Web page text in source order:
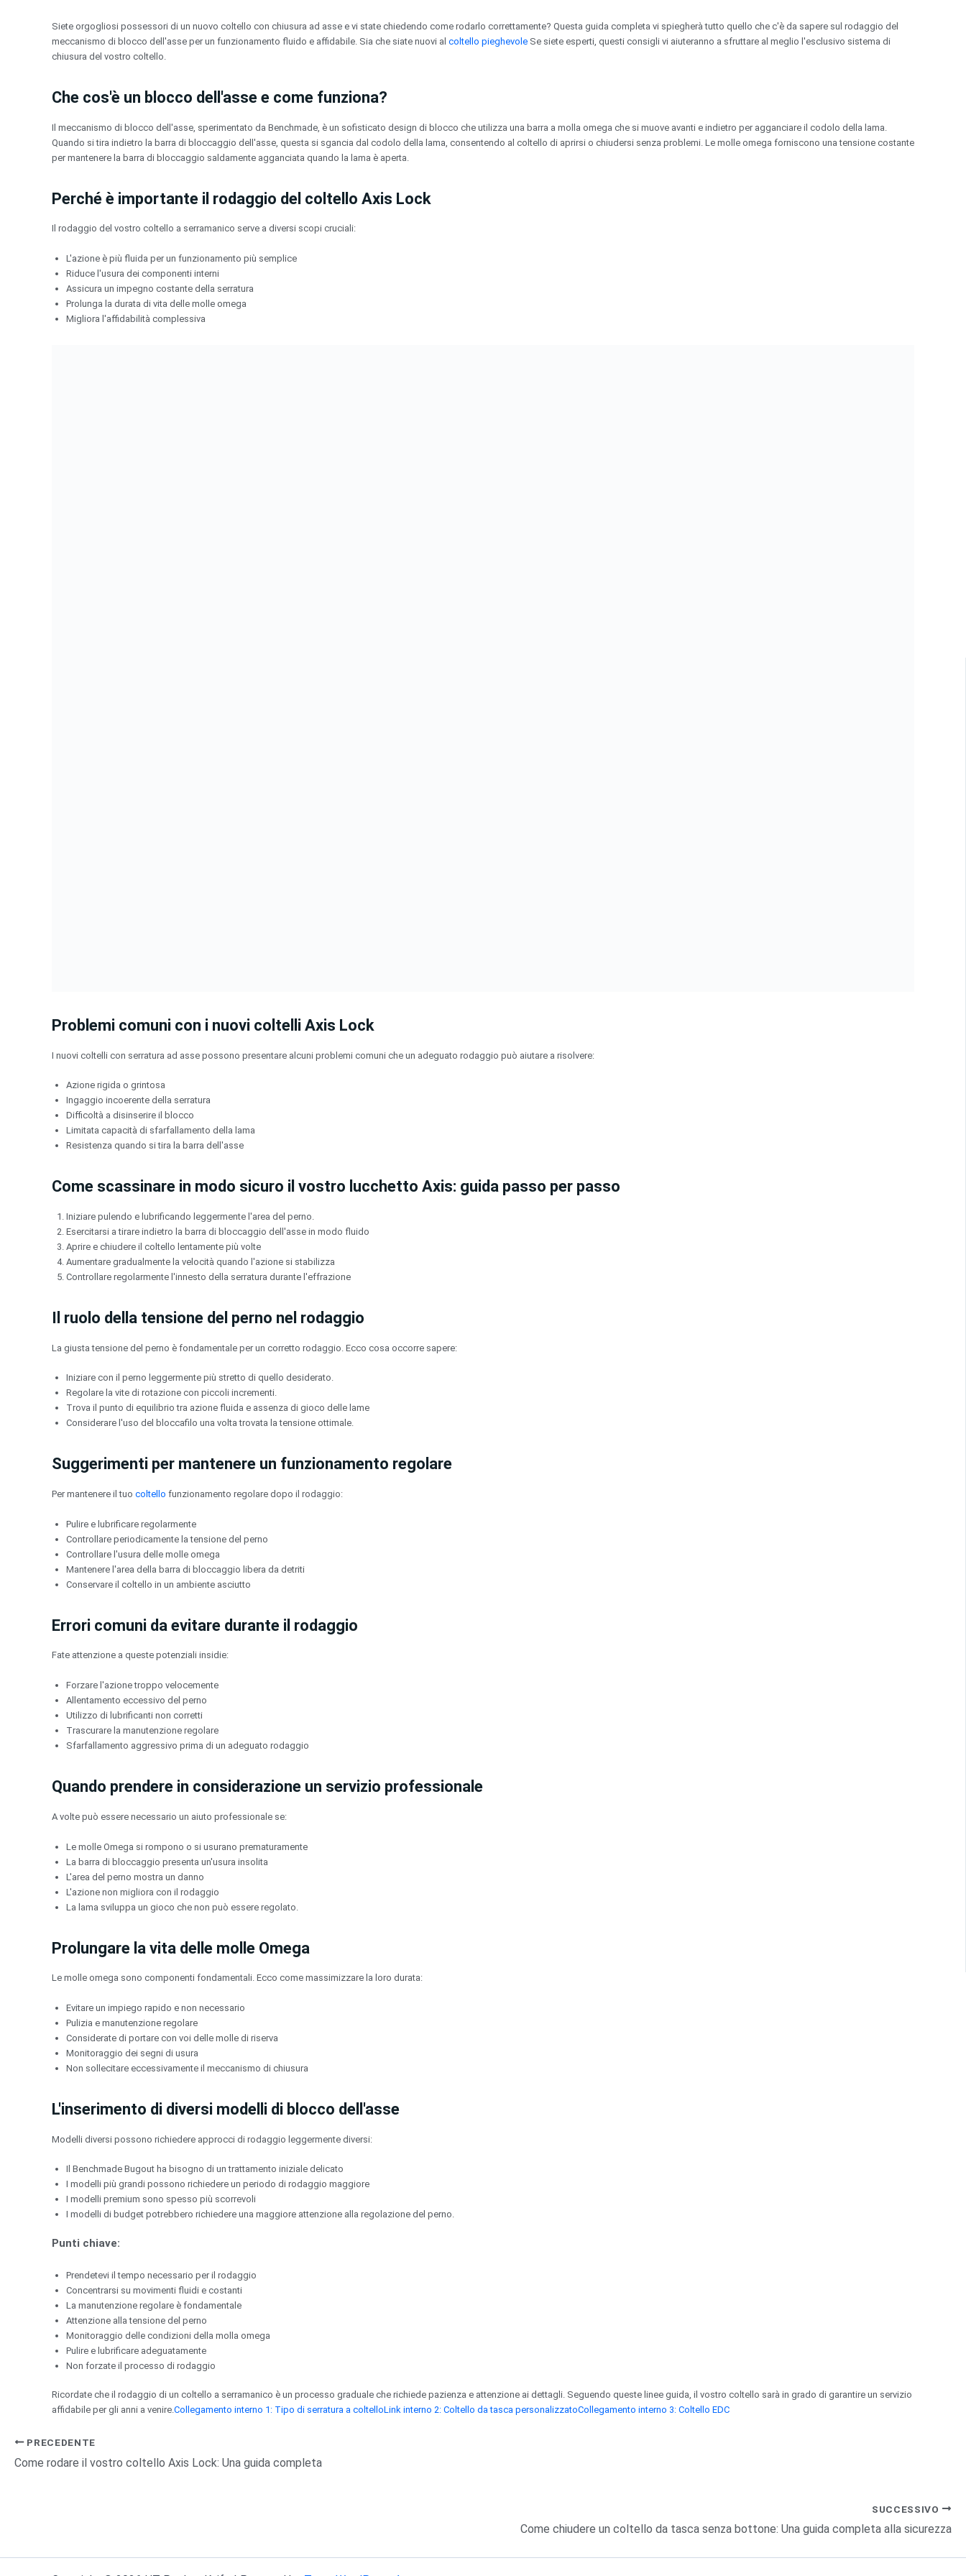
Siete orgogliosi possessori di un nuovo coltello con chiusura ad asse e vi state chiedendo come rodarlo correttamente? Questa guida completa vi spiegherà tutto quello che c'è da sapere sul rodaggio del
meccanismo di blocco dell'asse per un funzionamento fluido e affidabile. Sia che siate nuovi al coltello pieghevole Se siete esperti, questi consigli vi aiuteranno a sfruttare al meglio l'esclusivo sistema di
chiusura del vostro coltello.
Che cos'è un blocco dell'asse e come funziona?
Il meccanismo di blocco dell'asse, sperimentato da Benchmade, è un sofisticato design di blocco che utilizza una barra a molla omega che si muove avanti e indietro per agganciare il codolo della lama.
Quando si tira indietro la barra di bloccaggio dell'asse, questa si sgancia dal codolo della lama, consentendo al coltello di aprirsi o chiudersi senza problemi. Le molle omega forniscono una tensione costante
per mantenere la barra di bloccaggio saldamente agganciata quando la lama è aperta.
Perché è importante il rodaggio del coltello Axis Lock
Il rodaggio del vostro coltello a serramanico serve a diversi scopi cruciali:
L'azione è più fluida per un funzionamento più semplice
Riduce l'usura dei componenti interni
Assicura un impegno costante della serratura
Prolunga la durata di vita delle molle omega
Migliora l'affidabilità complessiva
Problemi comuni con i nuovi coltelli Axis Lock
I nuovi coltelli con serratura ad asse possono presentare alcuni problemi comuni che un adeguato rodaggio può aiutare a risolvere:
Azione rigida o grintosa
Ingaggio incoerente della serratura
Difficoltà a disinserire il blocco
Limitata capacità di sfarfallamento della lama
Resistenza quando si tira la barra dell'asse
Come scassinare in modo sicuro il vostro lucchetto Axis: guida passo per passo
Iniziare pulendo e lubrificando leggermente l'area del perno.
Esercitarsi a tirare indietro la barra di bloccaggio dell'asse in modo fluido
Aprire e chiudere il coltello lentamente più volte
Aumentare gradualmente la velocità quando l'azione si stabilizza
Controllare regolarmente l'innesto della serratura durante l'effrazione
Il ruolo della tensione del perno nel rodaggio
La giusta tensione del perno è fondamentale per un corretto rodaggio. Ecco cosa occorre sapere:
Iniziare con il perno leggermente più stretto di quello desiderato.
Regolare la vite di rotazione con piccoli incrementi.
Trova il punto di equilibrio tra azione fluida e assenza di gioco delle lame
Considerare l'uso del bloccafilo una volta trovata la tensione ottimale.
Suggerimenti per mantenere un funzionamento regolare
Per mantenere il tuo coltello funzionamento regolare dopo il rodaggio:
Pulire e lubrificare regolarmente
Controllare periodicamente la tensione del perno
Controllare l'usura delle molle omega
Mantenere l'area della barra di bloccaggio libera da detriti
Conservare il coltello in un ambiente asciutto
Errori comuni da evitare durante il rodaggio
Fate attenzione a queste potenziali insidie:
Forzare l'azione troppo velocemente
Allentamento eccessivo del perno
Utilizzo di lubrificanti non corretti
Trascurare la manutenzione regolare
Sfarfallamento aggressivo prima di un adeguato rodaggio
Quando prendere in considerazione un servizio professionale
A volte può essere necessario un aiuto professionale se:
Le molle Omega si rompono o si usurano prematuramente
La barra di bloccaggio presenta un'usura insolita
L'area del perno mostra un danno
L'azione non migliora con il rodaggio
La lama sviluppa un gioco che non può essere regolato.
Prolungare la vita delle molle Omega
Le molle omega sono componenti fondamentali. Ecco come massimizzare la loro durata:
Evitare un impiego rapido e non necessario
Pulizia e manutenzione regolare
Considerate di portare con voi delle molle di riserva
Monitoraggio dei segni di usura
Non sollecitare eccessivamente il meccanismo di chiusura
L'inserimento di diversi modelli di blocco dell'asse
Modelli diversi possono richiedere approcci di rodaggio leggermente diversi:
Il Benchmade Bugout ha bisogno di un trattamento iniziale delicato
I modelli più grandi possono richiedere un periodo di rodaggio maggiore
I modelli premium sono spesso più scorrevoli
I modelli di budget potrebbero richiedere una maggiore attenzione alla regolazione del perno.
Punti chiave:
Prendetevi il tempo necessario per il rodaggio
Concentrarsi su movimenti fluidi e costanti
La manutenzione regolare è fondamentale
Attenzione alla tensione del perno
Monitoraggio delle condizioni della molla omega
Pulire e lubrificare adeguatamente
Non forzate il processo di rodaggio
Ricordate che il rodaggio di un coltello a serramanico è un processo graduale che richiede pazienza e attenzione ai dettagli. Seguendo queste linee guida, il vostro coltello sarà in grado di garantire un servizio
affidabile per gli anni a venire.Collegamento interno 1: Tipo di serratura a coltelloLink interno 2: Coltello da tasca personalizzatoCollegamento interno 3: Coltello EDC
PRECEDENTE
Come rodare il vostro coltello Axis Lock: Una guida completa
SUCCESSIVO
Come chiudere un coltello da tasca senza bottone: Una guida completa alla sicurezza